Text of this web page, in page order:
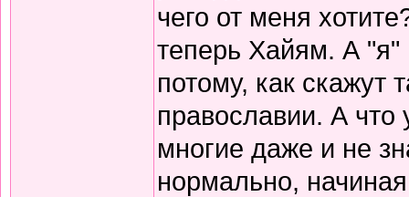
чего от меня
теперь Хайям. А "я"
потому, как скажут
православии. А что
многие даже и не
нормально,